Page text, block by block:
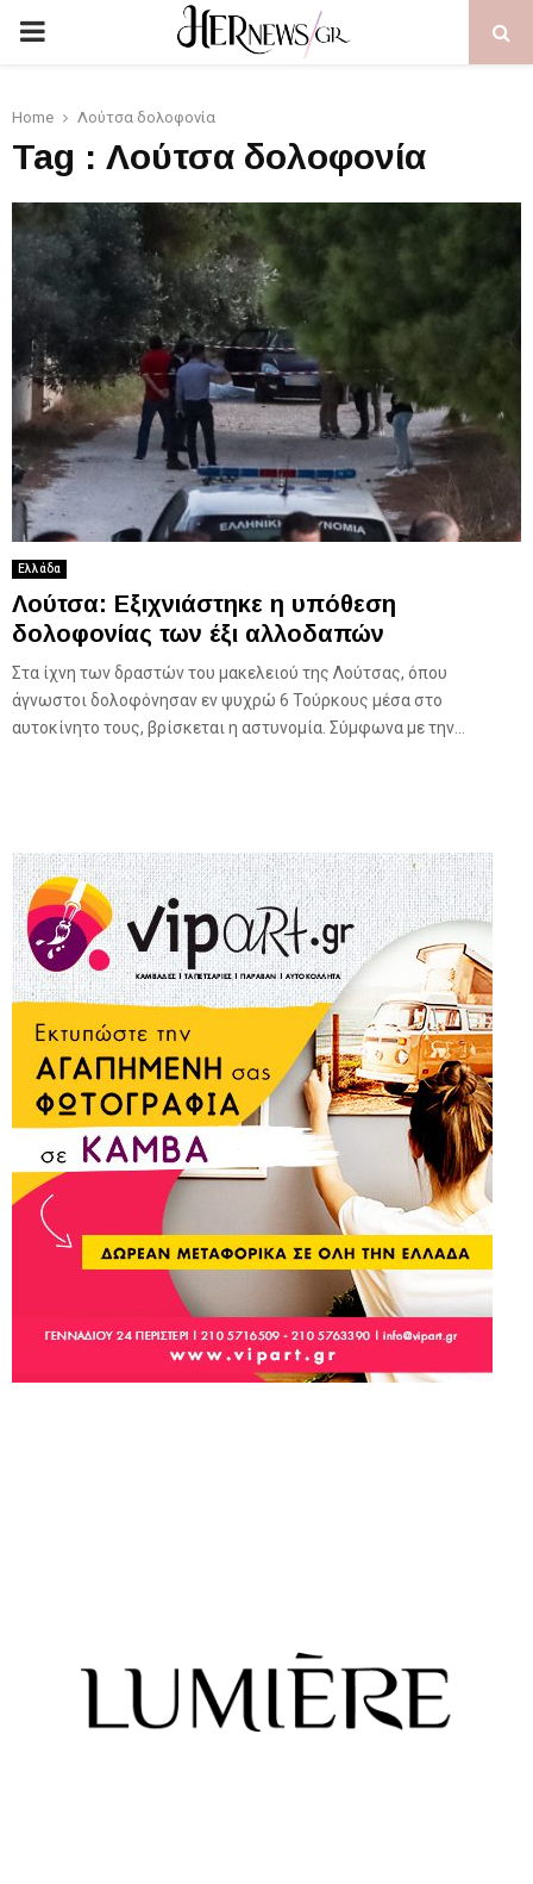
PRIMARY
Home Λούτσα δολοφονία
Tag : Λούτσα δολοφονία
Ελλάδα
Λούτσα: Εξιχνιάστηκε η υπόθεση
δολοφονίας των έξι αλλοδαπών
Στα ίχνη των δραστών του μακελειού της Λούτσας, όπου
άγνωστοι δολοφόνησαν εν ψυχρώ 6 Τούρκους μέσα στο
αυτοκίνητο τους, βρίσκεται η αστυνομία. Σύμφωνα με την...